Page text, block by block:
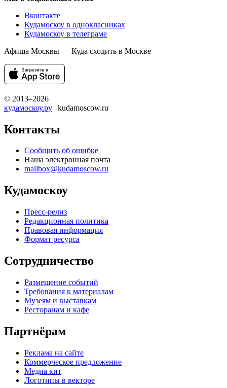
Вконтакте
Кудамоскоу в однокласниках
Кудамоскоу в телеграме
Афиша Москвы — Куда сходить в Москве
© 2013–2026
кудамоскоу.ру | kudamoscow.ru
Контакты
Сообщить об ошибке
Наша электронная почта
mailbox@kudamoscow.ru
Кудамоскоу
Пресс-релиз
Редакционная политика
Правовая информация
Формат ресурса
Сотрудничество
Размещение событий
Требования к материалам
Музеям и выставкам
Ресторанам и кафе
Партнёрам
Реклама на сайте
Коммерческое предложение
Медиа кит
Логотипы в векторе